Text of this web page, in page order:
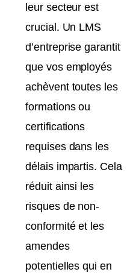
leur secteur est
crucial. Un LMS
d’entreprise garantit
que vos employés
achèvent toutes les
formations ou
certifications
requises dans les
délais impartis. Cela
réduit ainsi les
risques de non-
conformité et les
amendes
potentielles qui en